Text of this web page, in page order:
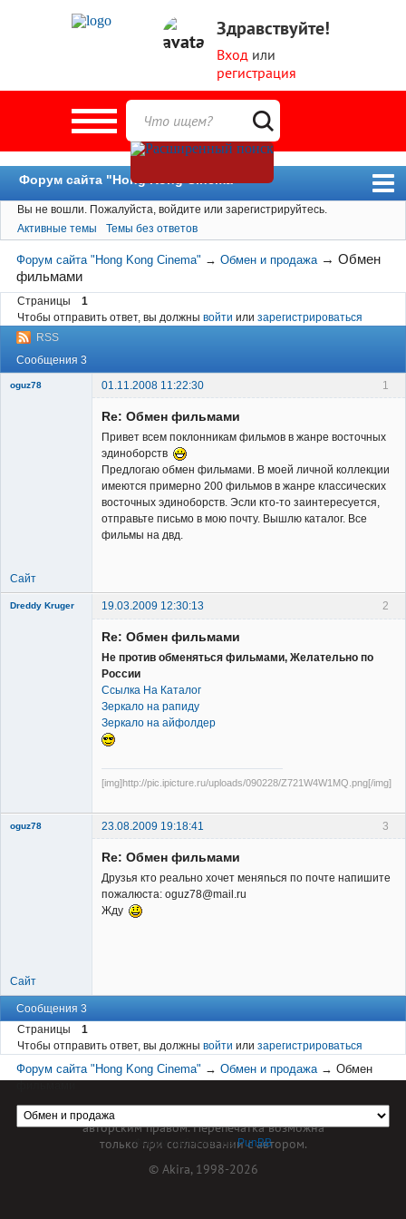
Здравствуйте!
Вход или
регистрация
Форум сайта "Hong Kong Cinema"
Форум
Новости
Пользователи
Поиск
Вы не вошли. Пожалуйста, войдите или зарегистрируйтесь.
Активные темы
Темы без ответов
Форум сайта "Hong Kong Cinema" →Обмен и продажа →Обмен
фильмами
Страницы
1
Чтобы отправить ответ, вы должны войти или зарегистрироваться
RSS
Сообщения 3
1
oguz78
01.11.2008 11:22:30
Re: Обмен фильмами
Привет всем поклонникам фильмов в жанре восточных
эдиноборств
Предлогаю обмен фильмами. В моей личной коллекции
имеются примерно 200 фильмов в жанре классических
восточных эдиноборств. Эсли кто-то заинтересуется,
отправьте письмо в мою почту. Вышлю каталог. Все
фильмы на двд.
Сайт
2
Dreddy Kruger
19.03.2009 12:30:13
Re: Обмен фильмами
Не против обменяться фильмами, Желательно по
России
Ссылка На Каталог
Зеркало на рапиду
Зеркало на айфолдер
[img]http://pic.ipicture.ru/uploads/090228/Z721W4W1MQ.png[/img]
3
oguz78
23.08.2009 19:18:41
Re: Обмен фильмами
Друзья кто реально хочет меняnься по почте напишите
пожалюста: oguz78@mail.ru
Жду
Сайт
Сообщения 3
Страницы
1
Чтобы отправить ответ, вы должны войти или зарегистрироваться
Форум сайта "Hong Kong Cinema" →Обмен и продажа →Обмен
Форум работает наPunBB
Материал сайта hkcinema.ru защищен
авторским правом. Перепечатка возможна
только при согласовании с автором.
© Akira, 1998-2026